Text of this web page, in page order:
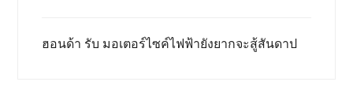
ฮอนด้า รับ มอเตอร์ไซค์ไฟฟ้ายังยากจะสู้สันดาป